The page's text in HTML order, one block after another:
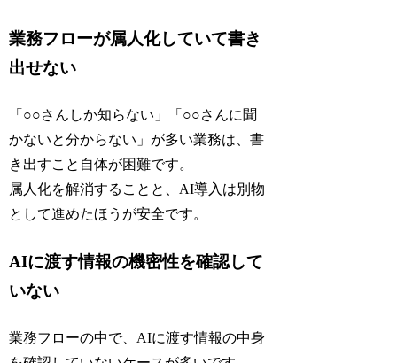
業務フローが属人化していて書き
出せない
「○○さんしか知らない」「○○さんに聞
かないと分からない」が多い業務は、書
き出すこと自体が困難です。
属人化を解消することと、AI導入は別物
として進めたほうが安全です。
AIに渡す情報の機密性を確認して
いない
業務フローの中で、AIに渡す情報の中身